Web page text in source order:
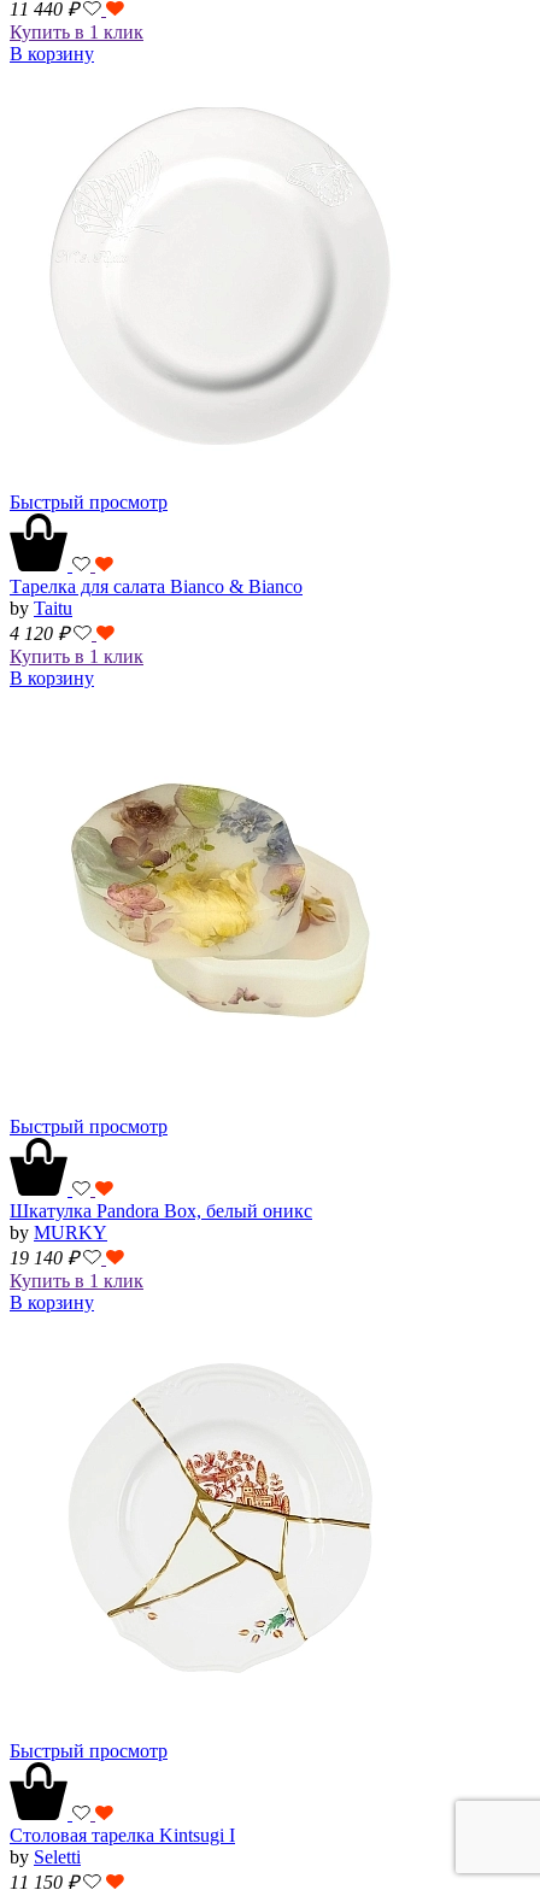
11 440 ₽
Купить в 1 клик
В корзину
Быстрый просмотр
Тарелка для салата Bianco & Bianco
by Taitu
4 120 ₽
Купить в 1 клик
В корзину
Быстрый просмотр
Шкатулка Pandora Box, белый оникс
by MURKY
19 140 ₽
Купить в 1 клик
В корзину
Быстрый просмотр
Столовая тарелка Kintsugi I
by Seletti
11 150 ₽